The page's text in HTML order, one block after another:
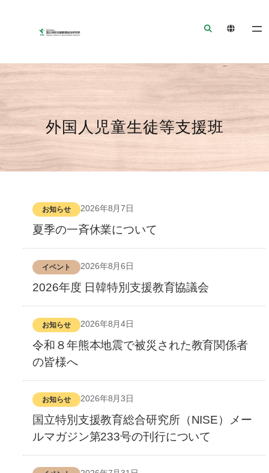
シ
ジ
ャ
ン
へ
ジ
へ
プ
外国人児童生徒等支援班
2026年8月7日
お知らせ
夏季の一斉休業について
2026年8月6日
イベント
2026年度 日韓特別支援教育協議会
2026年8月4日
お知らせ
令和８年熊本地震で被災された教育関係者
の皆様へ
2026年8月3日
お知らせ
国立特別支援教育総合研究所（NISE）メー
ルマガジン第233号の刊行について